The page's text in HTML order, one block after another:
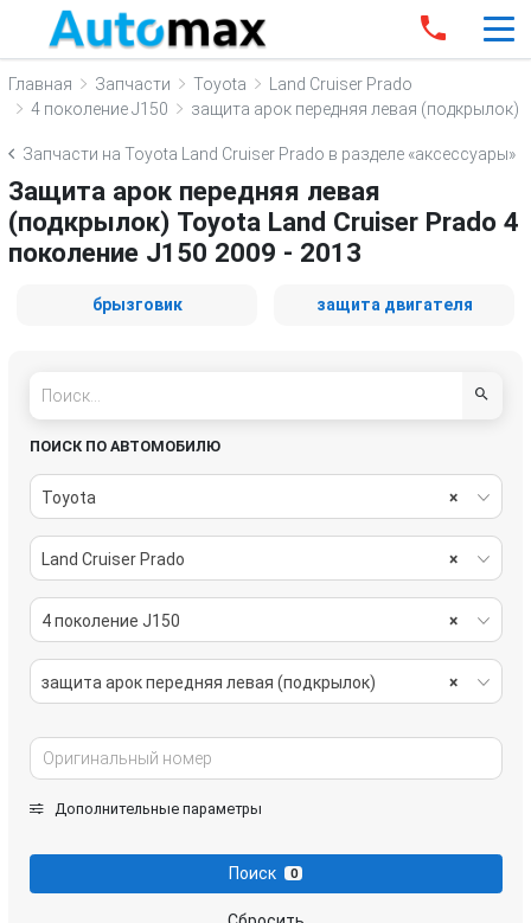
Главная Запчасти Toyota
Land Cruiser Prado
4 поколение J150
защита арок передняя левая (подкрылок)
Запчасти на Toyota Land Cruiser Prado в разделе «аксессуары»
Защита арок передняя левая
(подкрылок) Toyota Land Cruiser Prado 4
поколение J150 2009 - 2013
брызговик защита двигателя
ПОИСК ПО АВТОМОБИЛЮ
×
Toyota
×
Land Cruiser Prado
×
4 поколение J150
×
защита арок передняя левая (подкрылок)
Дополнительные параметры
Поиск 0